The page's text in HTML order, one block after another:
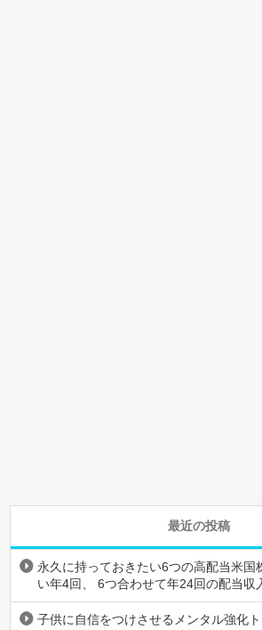
最近の投稿
永久に持っておきたい6つの高配当米国
い年4回、 6つ合わせて年24回の配当収
子供に自信をつけさせるメンタル強化ト